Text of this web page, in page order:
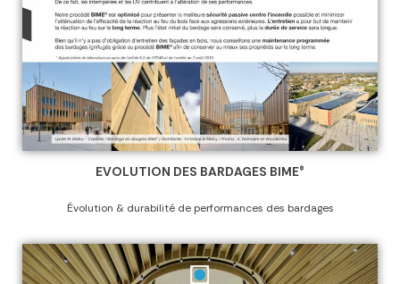
EVOLUTION DES BARDAGES BIME®
Évolution & durabilité de performances des bardages